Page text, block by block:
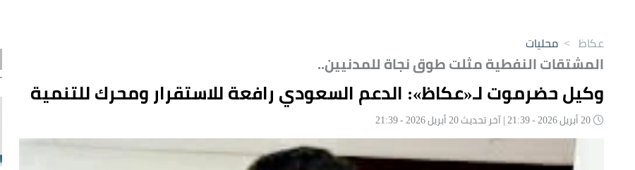
عكاظ > محليات
المشتقات النفطية مثلت طوق نجاة للمدنيين..
وكيل حضرموت لـ«عكاظ»: الدعم السعودي رافعة للاستقرار ومحرك للتنمية